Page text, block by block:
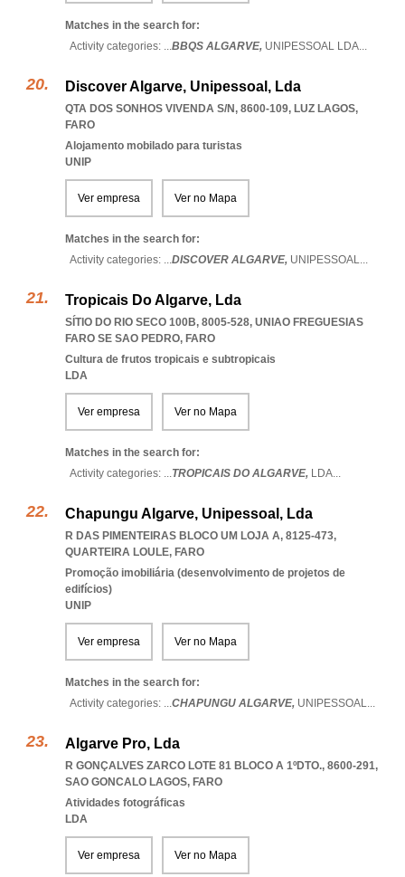
Matches in the search for:
Activity categories: ...BBQS ALGARVE, UNIPESSOAL LDA...
Discover Algarve, Unipessoal, Lda
QTA DOS SONHOS VIVENDA S/N, 8600-109, LUZ LAGOS,
FARO
Alojamento mobilado para turistas
UNIP
Ver empresa Ver no Mapa
Matches in the search for:
Activity categories: ...DISCOVER ALGARVE, UNIPESSOAL...
Tropicais Do Algarve, Lda
SÍTIO DO RIO SECO 100B, 8005-528, UNIAO FREGUESIAS
FARO SE SAO PEDRO, FARO
Cultura de frutos tropicais e subtropicais
LDA
Ver empresa Ver no Mapa
Matches in the search for:
Activity categories: ...TROPICAIS DO ALGARVE, LDA...
Chapungu Algarve, Unipessoal, Lda
R DAS PIMENTEIRAS BLOCO UM LOJA A, 8125-473,
QUARTEIRA LOULE, FARO
Promoção imobiliária (desenvolvimento de projetos de
edifícios)
UNIP
Ver empresa Ver no Mapa
Matches in the search for:
Activity categories: ...CHAPUNGU ALGARVE, UNIPESSOAL...
Algarve Pro, Lda
R GONÇALVES ZARCO LOTE 81 BLOCO A 1ºDTO., 8600-291,
SAO GONCALO LAGOS, FARO
Atividades fotográficas
LDA
Ver empresa Ver no Mapa